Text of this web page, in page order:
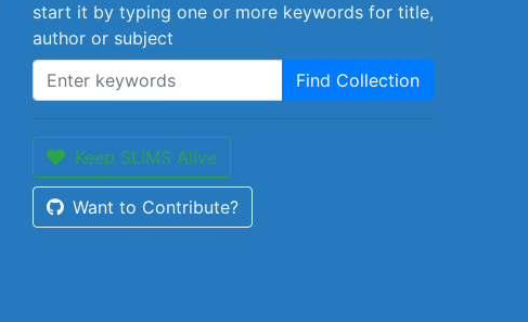
start it by typing one or more keywords for title,
author or subject
Find Collection
Keep SLiMS Alive
Want to Contribute?